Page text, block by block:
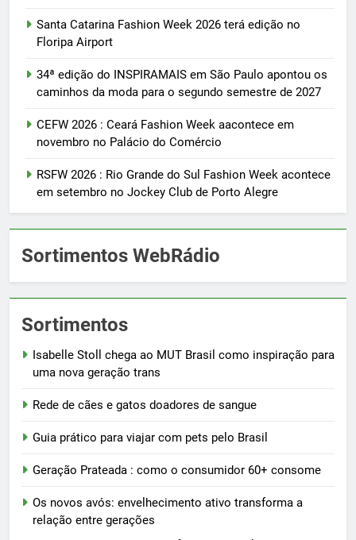
Santa Catarina Fashion Week 2026 terá edição no
Floripa Airport
34ª edição do INSPIRAMAIS em São Paulo apontou os
caminhos da moda para o segundo semestre de 2027
CEFW 2026 : Ceará Fashion Week aacontece em
novembro no Palácio do Comércio
RSFW 2026 : Rio Grande do Sul Fashion Week acontece
em setembro no Jockey Club de Porto Alegre
Sortimentos WebRádio
Sortimentos
Isabelle Stoll chega ao MUT Brasil como inspiração para
uma nova geração trans
Rede de cães e gatos doadores de sangue
Guia prático para viajar com pets pelo Brasil
Geração Prateada : como o consumidor 60+ consome
Os novos avós: envelhecimento ativo transforma a
relação entre gerações